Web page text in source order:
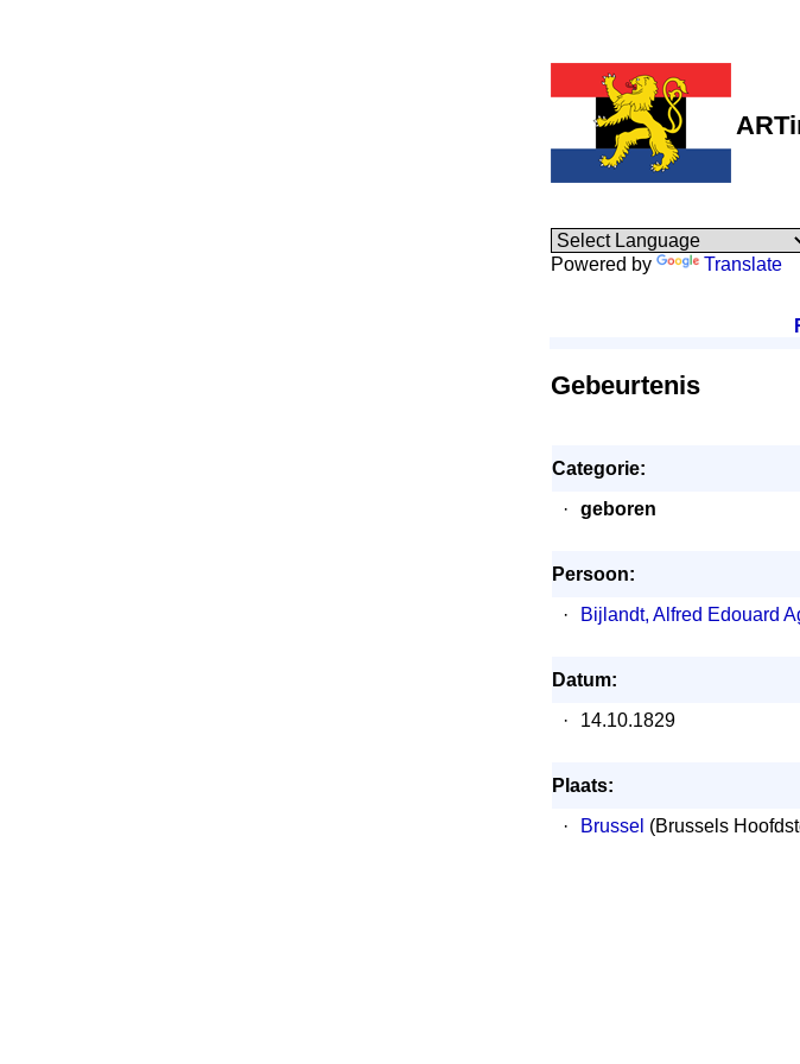
Powered by Translate
Gebeurtenis
Categorie:
·
geboren
Persoon:
·
Bijlandt, Alfred Edouard
Datum:
·
14.10.1829
Plaats:
·
Brussel (Brussels